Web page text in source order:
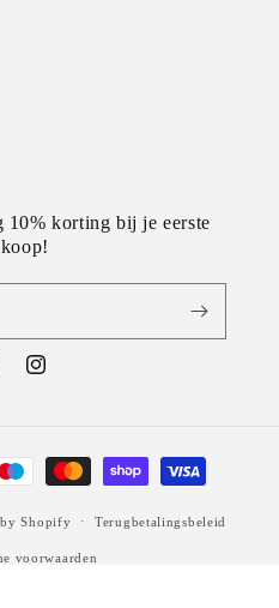
10% korting bij je eerste
Instagram
by Shopify Terugbetalingsbeleid
voorwaarden